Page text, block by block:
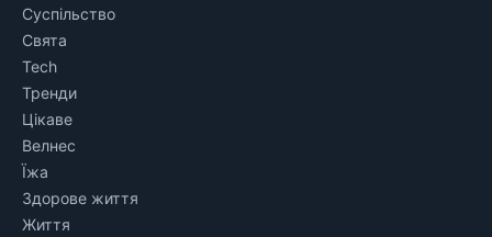
Суспільство
Свята
Tech
Тренди
Цікаве
Велнес
Їжа
Здорове життя
Життя